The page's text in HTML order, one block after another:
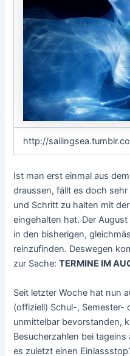
http://
Ist man erst einmal aus
draussen, fällt es doch
und Schritt zu halten mit
eingehalten hat. Der
in den bisherigen,
reinzufinden. Deswegen
zur Sache:TERMINE IM
Seit letzter Woche hat nun
(offiziell) Schul-, Semester-
unmittelbar bevorstanden,
Besucherzahlen bei
es zuletzt einen